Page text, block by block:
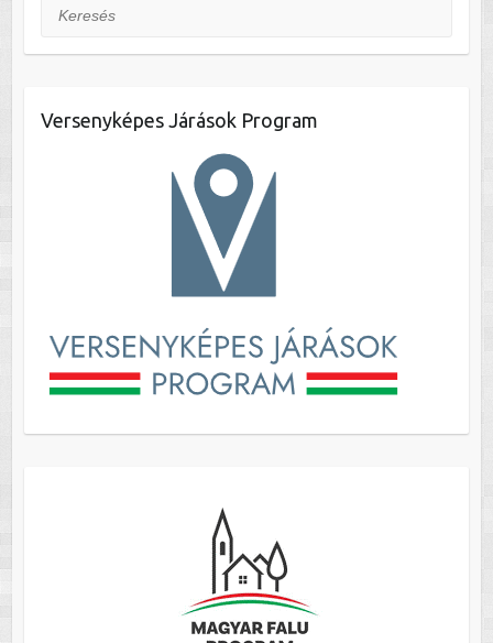
Keresés
Versenyképes Járások Program